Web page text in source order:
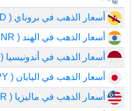
أسعار الذهب في بروناي ( BND)
أسعار الذهب في الهند ( INR)
أسعار الذهب في أندونيسيا ( IDR)
أسعار الذهب في اليابان ( JPY)
أسعار الذهب في ماليزيا ( MYR)